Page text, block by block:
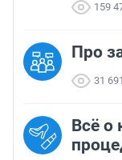
159
Про
31 691
Всё о